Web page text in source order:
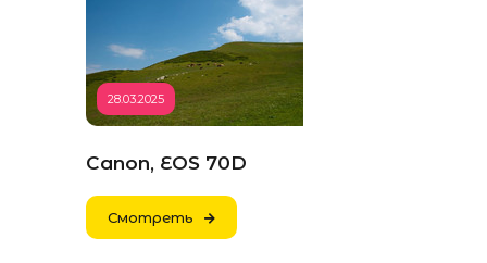
28.03.2025
Canon, EOS 70D
Смотреть